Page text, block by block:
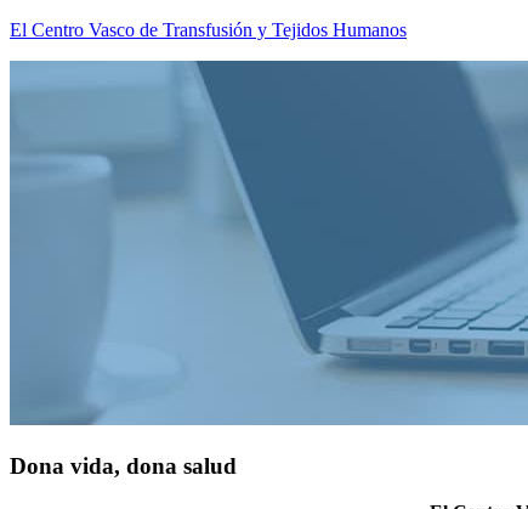
El Centro Vasco de Transfusión y Tejidos Humanos
Dona vida, dona salud